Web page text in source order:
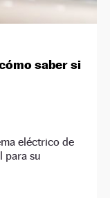
saber si
eléctrico de
para su